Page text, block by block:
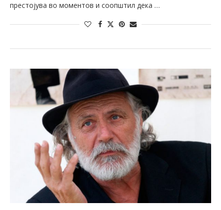
престојува во моментов и соопштил дека …